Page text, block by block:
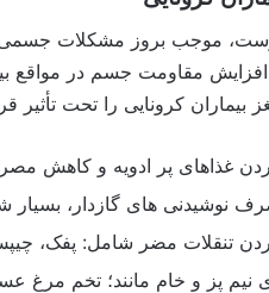
موجب بروز مشکلات
افزایش مقاومت جسم در مواقع
کرونایی را تحت تأثیر
غذاهای پر ادویه و کاهش
نوشیدنی های گازدار، بسیار
تنقلات مضر شامل: پفک،
نیم پز و خام مانند؛ تخم مرغ